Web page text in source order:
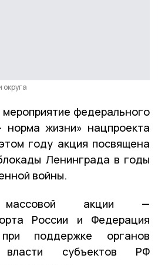
федерального
норма жизни» нацпроекта
году акция посвящена
Ленинграда в годы
войны.
массовой акции —
России и Федерация
поддержке органов
власти субъектов РФ